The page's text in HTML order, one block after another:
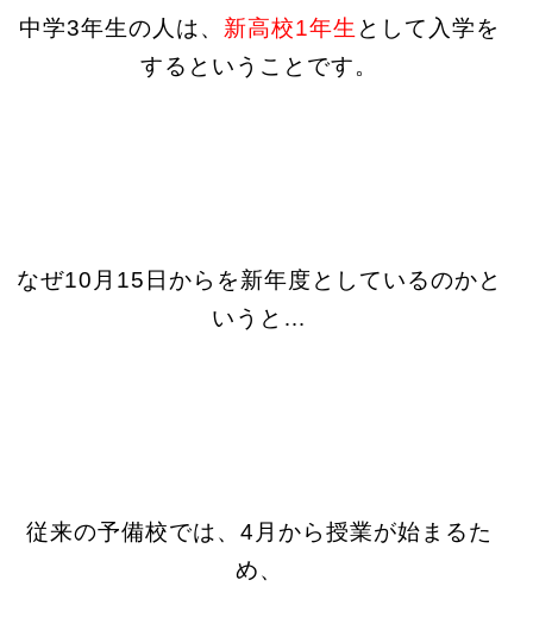
中学3年生の人は、 新高校1年生 として入学を
するということです。
なぜ10月15日からを新年度としているのかと
いうと…
従来の予備校では、4月から授業が始まるた
め、